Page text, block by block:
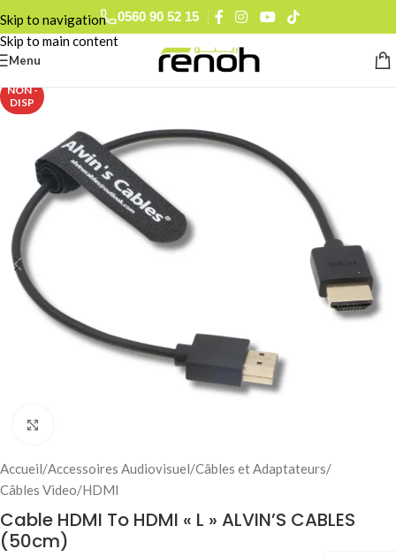
Skip to navigation
Skip to main content
0560 90 52 15
Menu
NON -
DISP
Accueil/Accessoires Audiovisuel/Câbles et Adaptateurs/
Câbles Video/HDMI
Cable HDMI To HDMI « L » ALVIN’S CABLES
(50cm)